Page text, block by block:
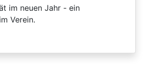
im neuen Jahr - ein
Verein.